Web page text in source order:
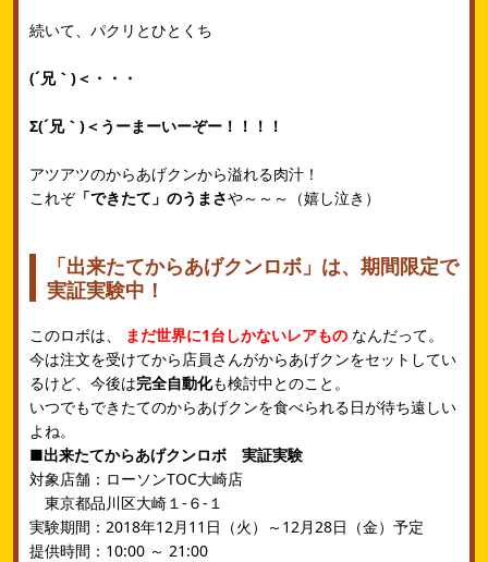
続いて、パクリとひとくち
(´兄｀)＜・・・
Σ(´兄｀)＜うーまーいーぞー！！！！
アツアツのからあげクンから溢れる肉汁！
これぞ「できたて」のうまさや～～～（嬉し泣き）
「出来たてからあげクンロボ」は、期間限定で
実証実験中！
このロボは、 まだ世界に1台しかないレアもの なんだって。
今は注文を受けてから店員さんがからあげクンをセットしてい
るけど、今後は完全自動化も検討中とのこと。
いつでもできたてのからあげクンを食べられる日が待ち遠しい
よね。
■出来たてからあげクンロボ 実証実験
対象店舗：ローソンTOC大崎店
東京都品川区大崎１‐６‐１
実験期間：2018年12月11日（火）～12月28日（金）予定
提供時間：10:00 ～ 21:00